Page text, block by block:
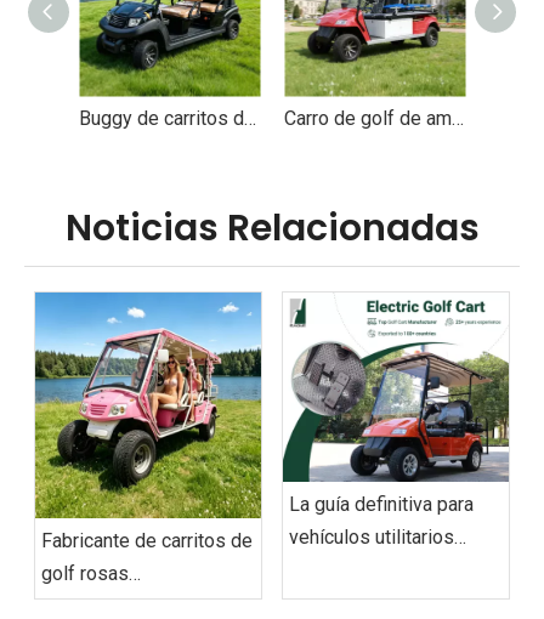
Buggy de carritos de golf de 4 plazas con batería de litio personalizado a la venta - EG204AK Carro de golf de ambulancia para vehículo eléctrico personalizado con cama - EG2048TB1
Noticias Relacionadas
Fabricante de carritos de
golf rosas
personalizados con
La guía definitiva para
vehículos utilitarios
abastecimiento y